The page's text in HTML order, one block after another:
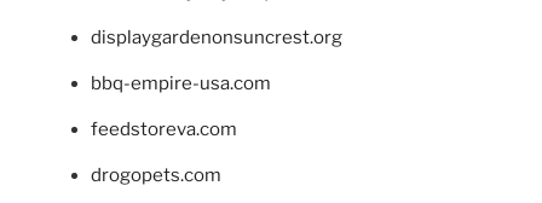
displaygardenonsuncrest.org
bbq-empire-usa.com
feedstoreva.com
drogopets.com